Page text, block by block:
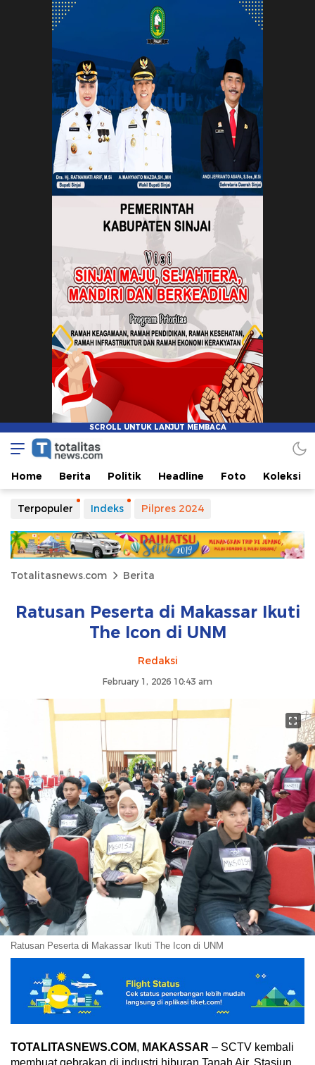
Home Berita Politik Headline Foto Koleksi
Terpopuler Indeks Pilpres 2024
Totalitasnews.com Berita
Ratusan Peserta di Makassar Ikuti
The Icon di UNM
Redaksi
February 1, 2026 10:43 am
Ratusan Peserta di Makassar Ikuti The Icon di UNM
TOTALITASNEWS.COM, MAKASSAR – SCTV kembali
membuat gebrakan di industri hiburan Tanah Air. Stasiun